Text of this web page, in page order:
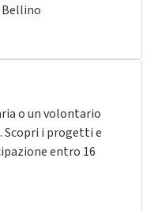
Bellino
o un volontario
Scopri i progetti e
entro 16